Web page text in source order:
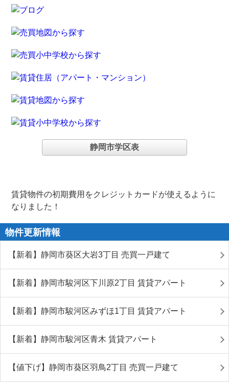
静岡市学区表
賃貸物件の初期費用をクレジットカードが使えるように
なりました！
物件更新情報
【新着】静岡市葵区大岩3丁目 売買一戸建て
【新着】静岡市駿河区下川原2丁目 賃貸アパート
【新着】静岡市駿河区みずほ1丁目 賃貸アパート
【新着】静岡市駿河区青木 賃貸アパート
【値下げ】静岡市葵区羽鳥2丁目 売買一戸建て